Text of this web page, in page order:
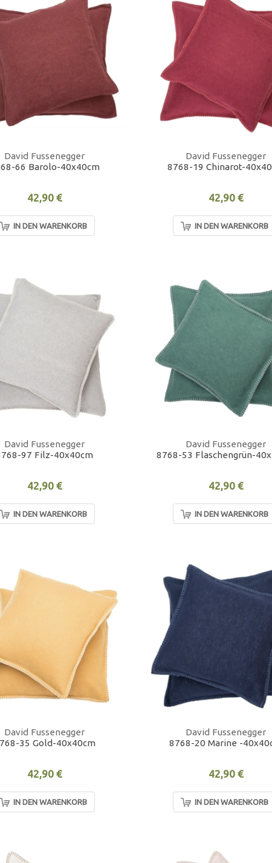
David Fussenegger
66 Barolo-40x40cm
42,90 €
IN DEN WARENKORB
David Fussenegger
8768-19 Chinarot-
42,90 €
IN DEN WARENKORB
David Fussenegger
97 Filz-40x40cm
42,90 €
IN DEN WARENKORB
David Fussenegger
8768-53 Flaschengrün-
42,90 €
IN DEN WARENKORB
David Fussenegger
35 Gold-40x40cm
42,90 €
IN DEN WARENKORB
David Fussenegger
8768-20 Marine -
42,90 €
IN DEN WARENKORB